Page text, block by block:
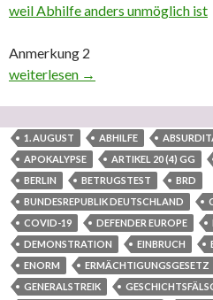
weil Abhilfe anders unmöglich ist
Anmerkung 2
Generalstreikende Revolution in
weiterlesen →
1. AUGUST ABHILFE
APOKALYPSE
ARTIKEL 20 (4) GG
BERLIN
BETRUGSTEST
BRD
BUNDESREPUBLIK DEUTSCHLAND
COVID-19
DEFENDER EUROPE
DEMONSTRATION
EINBRUCH
ENORM
ERMÄCHTIGUNGSGESETZ
GENERALSTREIK